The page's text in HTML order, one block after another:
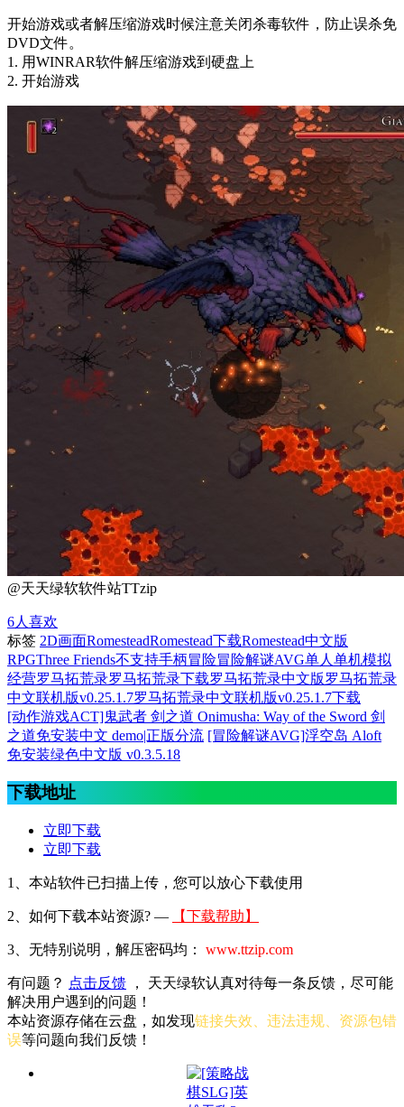
开始游戏或者解压缩游戏时候注意关闭杀毒软件，防止误杀免
DVD文件。
1. 用WINRAR软件解压缩游戏到硬盘上
2. 开始游戏
@天天绿软软件站TTzip
6人喜欢
标签 2D画面RomesteadRomestead下载Romestead中文版
RPGThree Friends不支持手柄冒险冒险解谜AVG单人单机模拟
经营罗马拓荒录罗马拓荒录下载罗马拓荒录中文版罗马拓荒录
中文联机版v0.25.1.7罗马拓荒录中文联机版v0.25.1.7下载
[动作游戏ACT]鬼武者 剑之道 Onimusha: Way of the Sword 剑
之道免安装中文 demo|正版分流 [冒险解谜AVG]浮空岛 Aloft
免安装绿色中文版 v0.3.5.18
下载地址
立即下载
立即下载
1、本站软件已扫描上传，您可以放心下载使用
2、 如何下载本站资源? — 【下载帮助】
3、无特别说明，解压密码均： www.ttzip.com
有问题？ 点击反馈
， 天天绿软认真对待每一条反馈，尽可能
解决用户遇到的问题！
本站资源存储在云盘，如发现链接失效、违法违规、资源包错
误等问题向我们反馈！